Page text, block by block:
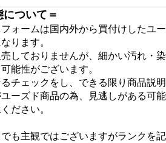
について＝
ォームは国内外から買付けしたユー
ります。
しておりませんが、細かい汚れ・染
能性がございます。
チェックをし、できる限り商品説明
ーズド商品の為、見逃しがある可能
ださい。
も主観ではございますがランクを記